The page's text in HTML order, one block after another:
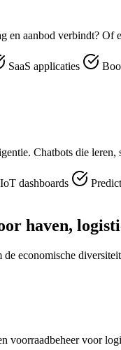
en aanbod verbindt? Of
SaaS applicaties
Chatbots die
IoT dashboards
haven,
economische
voorraadbeheer voor